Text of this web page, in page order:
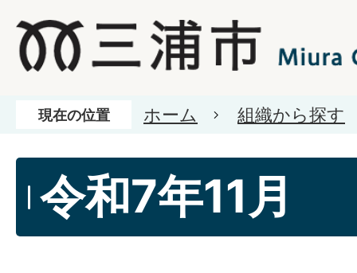
現在の位置 ホーム 組織から探す
令和7年11月